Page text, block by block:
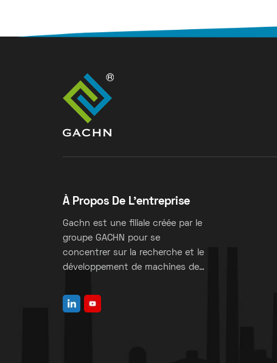
À Propos De L'entreprise
Gachn est une filiale créée par le
groupe GACHN pour se
concentrer sur la recherche et le
développement de machines de